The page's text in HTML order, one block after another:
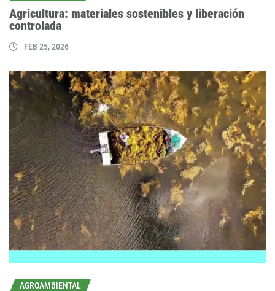
Agricultura: materiales sostenibles y liberación
controlada
FEB 25, 2026
AGROAMBIENTAL